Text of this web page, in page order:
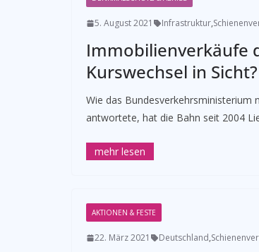
5. August 2021 Infrastruktur,
Immobilienverkäufe
Kurswechsel in Sicht?
Wie das Bundesverkehrsministerium
antwortete, hat die Bahn seit 2004
AKTIONEN & FESTE
22. März 2021 Deutschland,